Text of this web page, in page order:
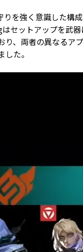
りを強く意識した構成
セットアップを武
り、両者の異なるア
た。